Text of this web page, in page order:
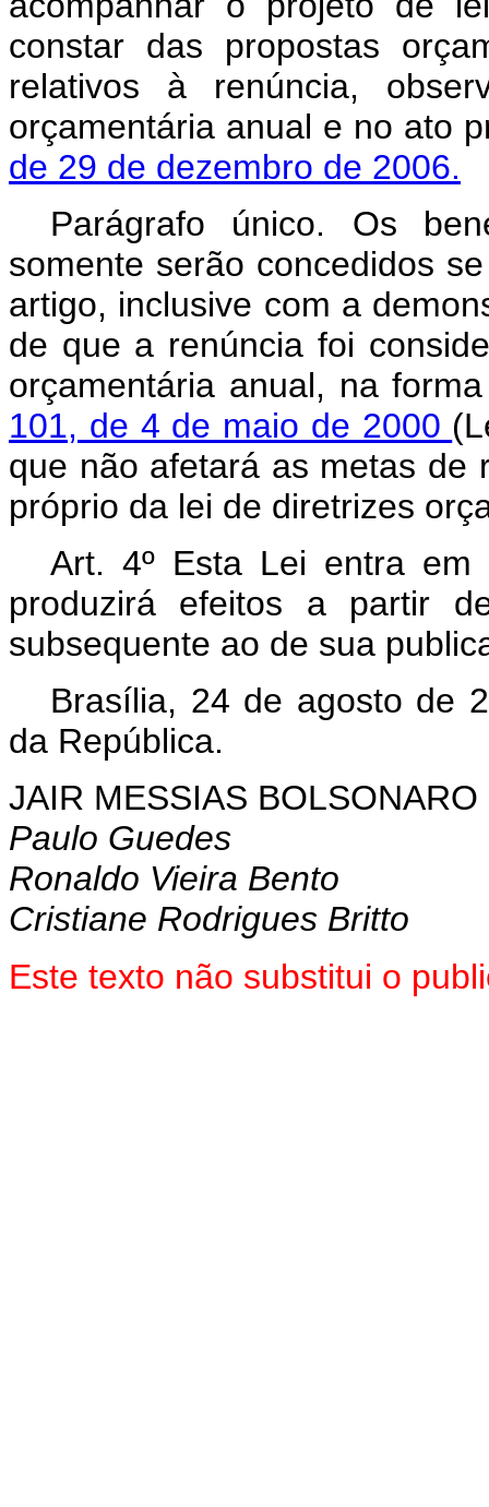
constar das propostas
relativos à renúncia,
orçamentária anual e no ato
de 29 de dezembro de 2006.
Parágrafo único. Os
somente serão concedidos
artigo, inclusive com a
de que a renúncia foi
orçamentária anual, na
101, de 4 de maio de 2000
que não afetará as metas de
próprio da lei de diretrizes
Art. 4º Esta Lei entra
produzirá efeitos a partir
subsequente ao de sua
Brasília, 24 de agosto de
da República.
JAIR MESSIAS BOLSONARO
Paulo Guedes
Ronaldo Vieira Bento
Cristiane Rodrigues Britto
Este texto não substitui o